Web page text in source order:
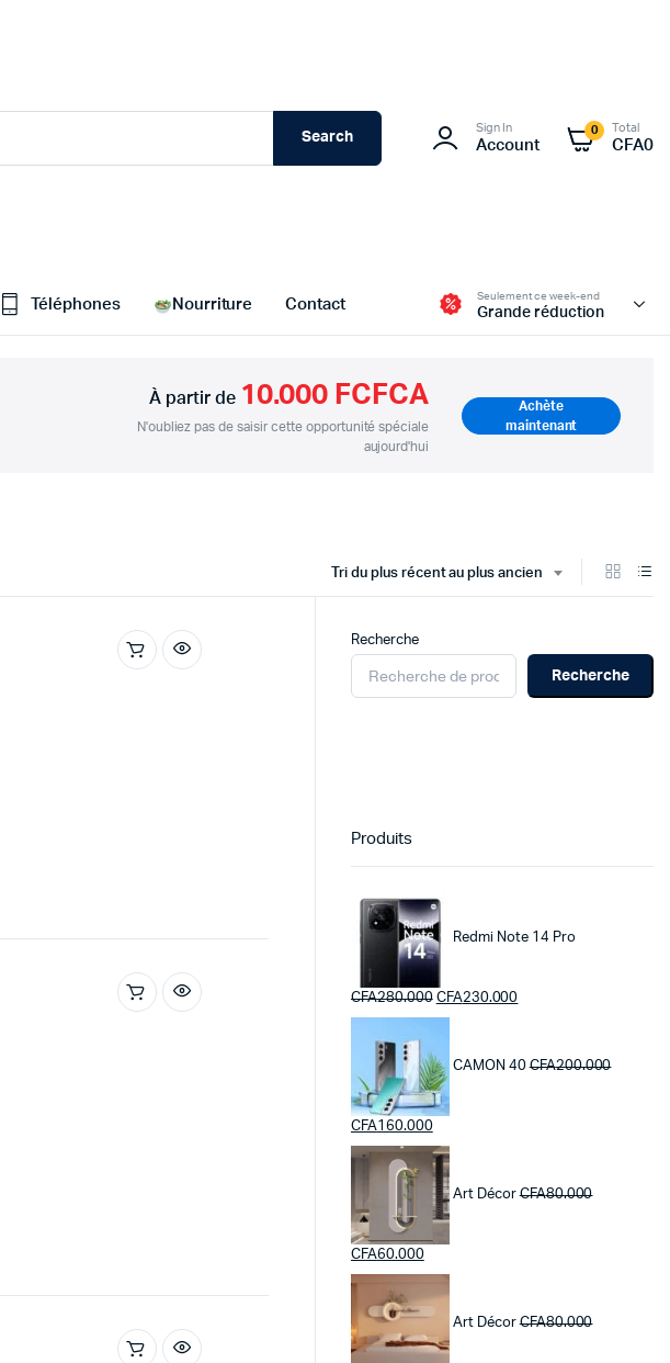
Search
Sign In
Account
0 Total
CFA0
Téléphones Nourriture Contact
Seulement ce week-end
Grande réduction
À partir de 10.000 FCFCA
N'oubliez pas de saisir cette opportunité spéciale
aujourd'hui
Achète
maintenant
Tri du plus récent au plus ancien
Recherche
Recherche
Produits
Redmi Note 14 Pro
CFA280.000 CFA230.000
CAMON 40 CFA200.000
CFA160.000
Art Décor CFA80.000
CFA60.000
Art Décor CFA80.000